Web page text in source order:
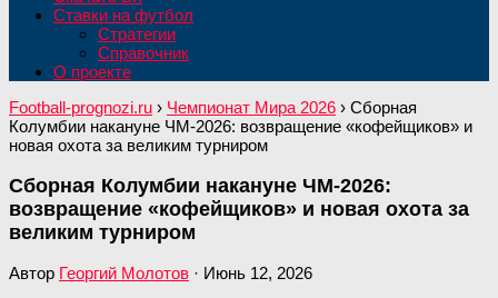
Ставки на футбол
Стратегии
Справочник
О проекте
Football-prognozi.ru › Чемпионат Мира 2026 › Сборная
Колумбии накануне ЧМ-2026: возвращение «кофейщиков» и
новая охота за великим турниром
Сборная Колумбии накануне ЧМ-2026:
возвращение «кофейщиков» и новая охота за
великим турниром
Автор Георгий Молотов · Июнь 12, 2026